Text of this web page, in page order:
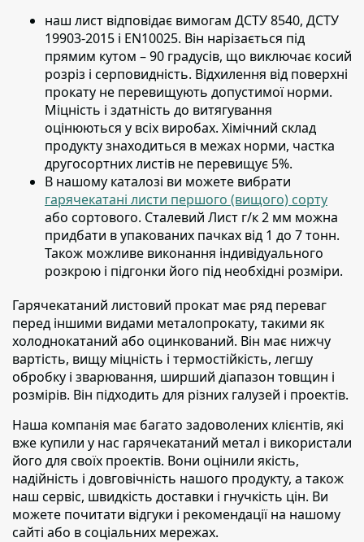
наш лист відповідає вимогам ДСТУ 8540, ДСТУ
19903-2015 і EN10025. Він нарізається під
прямим кутом – 90 градусів, що виключає косий
розріз і серповидність. Відхилення від поверхні
прокату не перевищують допустимої норми.
Міцність і здатність до витягування
оцінюються у всіх виробах. Хімічний склад
продукту знаходиться в межах норми, частка
другосортних листів не перевищує 5%.
В нашому каталозі ви можете вибрати
гарячекатані листи першого (вищого) сорту
або сортового. Сталевий Лист г/к 2 мм можна
придбати в упакованих пачках від 1 до 7 тонн.
Також можливе виконання індивідуального
розкрою і підгонки його під необхідні розміри.
Гарячекатаний листовий прокат має ряд переваг
перед іншими видами металопрокату, такими як
холоднокатаний або оцинкований. Він має нижчу
вартість, вищу міцність і термостійкість, легшу
обробку і зварювання, ширший діапазон товщин і
розмірів. Він підходить для різних галузей і проектів.
Наша компанія має багато задоволених клієнтів, які
вже купили у нас гарячекатаний метал і використали
його для своїх проектів. Вони оцінили якість,
надійність і довговічність нашого продукту, а також
наш сервіс, швидкість доставки і гнучкість цін. Ви
можете почитати відгуки і рекомендації на нашому
сайті або в соціальних мережах.